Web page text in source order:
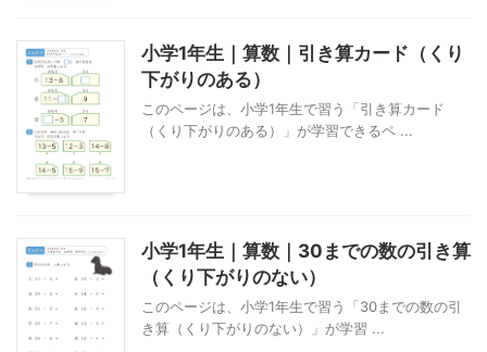
小学1年生｜算数｜引き算カード（くり
下がりのある）
このページは、小学1年生で習う「引き算カード
（くり下がりのある）」が学習できるペ ...
小学1年生｜算数｜30までの数の引き算
（くり下がりのない）
このページは、小学1年生で習う「30までの数の引
き算（くり下がりのない）」が学習 ...